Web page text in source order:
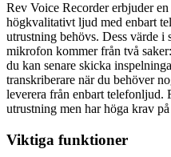
Rev Voice Recorder erbjuder
högkvalitativt ljud med enbart
utrustning behövs. Dess värde i
mikrofon kommer från två
du kan senare skicka
transkriberare när du behöver
leverera från enbart telefonljud.
utrustning men har höga krav
Viktiga funktioner